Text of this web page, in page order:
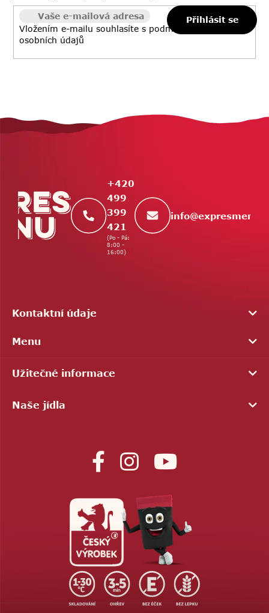
Vložením e-mailu souhlasíte s podmínkami ochrany
osobních údajů
Přihlásit se
Z
á
+420
499
399
421
(Po - Pá:
8:00 -
16:00)
info@
Kontaktní údaje
Menu
Užitečné informace
Naše jídla